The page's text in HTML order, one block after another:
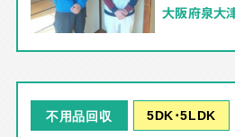
大阪府泉大
不用品回収 5DK･5LDK